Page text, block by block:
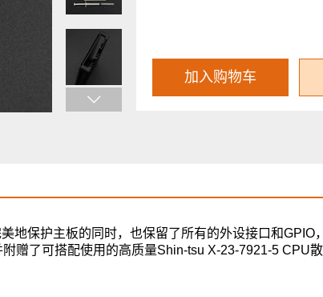
加入购物车
地保护主板的同时，也保留了所有的外设接口和GPIO
赠了可搭配使用的高质量Shin-tsu X-23-7921-5 CPU